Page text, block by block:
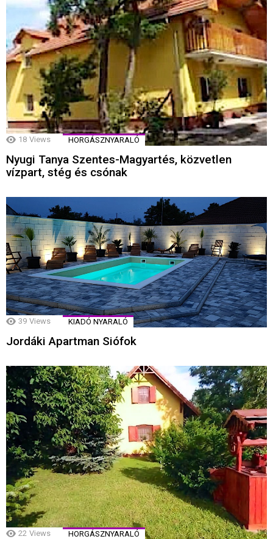
18 Views HORGÁSZNYARALÓ
Nyugi Tanya Szentes-Magyartés, közvetlen
vízpart, stég és csónak
39 Views KIADÓ NYARALÓ
Jordáki Apartman Siófok
22 Views HORGÁSZNYARALÓ